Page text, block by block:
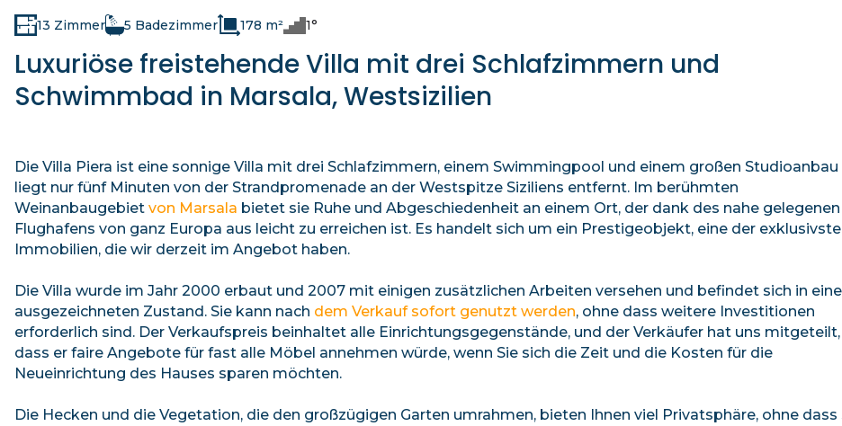
13 Zimmer 5 Badezimmer 178 m² 1°
Luxuriöse freistehende Villa mit drei Schlafzimmern und
Schwimmbad in Marsala, Westsizilien
Die Villa Piera ist eine sonnige Villa mit drei Schlafzimmern, einem Swimmingpool und einem großen Studioanbau
liegt nur fünf Minuten von der Strandpromenade an der Westspitze Siziliens entfernt. Im berühmten
Weinanbaugebiet von Marsala bietet sie Ruhe und Abgeschiedenheit an einem Ort, der dank des nahe gelegenen
Flughafens von ganz Europa aus leicht zu erreichen ist. Es handelt sich um ein Prestigeobjekt, eine der
Immobilien, die wir derzeit im Angebot haben.
Die Villa wurde im Jahr 2000 erbaut und 2007 mit einigen zusätzlichen Arbeiten versehen und befindet sich in
ausgezeichneten Zustand. Sie kann nach dem Verkauf sofort genutzt werden, ohne dass weitere Investitionen
erforderlich sind. Der Verkaufspreis beinhaltet alle Einrichtungsgegenstände, und der Verkäufer hat uns mitgeteilt,
dass er faire Angebote für fast alle Möbel annehmen würde, wenn Sie sich die Zeit und die Kosten für die
Neueinrichtung des Hauses sparen möchten.
Die Hecken und die Vegetation, die den großzügigen Garten umrahmen, bieten Ihnen viel Privatsphäre, ohne dass